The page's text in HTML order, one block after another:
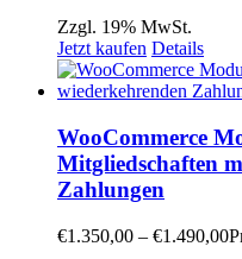
Zzgl. 19% MwSt.
Jetzt kaufen Details
WooCommerce
Mitgliedschaften
Zahlungen
€1.350,00 – €1.490,00